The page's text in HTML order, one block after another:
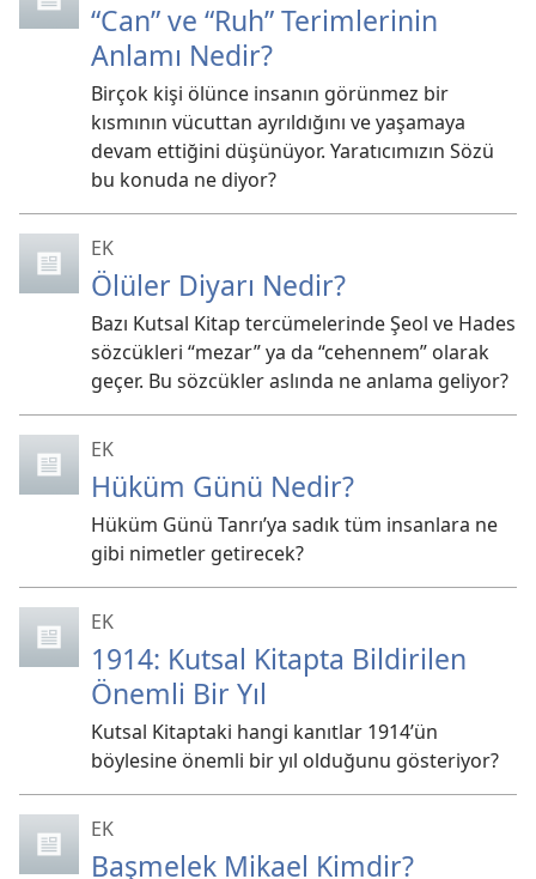
“Can” ve “Ruh” Terimlerinin
Anlamı Nedir?
Birçok kişi ölünce insanın görünmez bir
kısmının vücuttan ayrıldığını ve yaşamaya
devam ettiğini düşünüyor. Yaratıcımızın Sözü
bu konuda ne diyor?
EK
Ölüler Diyarı Nedir?
Bazı Kutsal Kitap tercümelerinde Şeol ve Hades
sözcükleri “mezar” ya da “cehennem” olarak
geçer. Bu sözcükler aslında ne anlama geliyor?
EK
Hüküm Günü Nedir?
Hüküm Günü Tanrı’ya sadık tüm insanlara ne
gibi nimetler getirecek?
EK
1914: Kutsal Kitapta Bildirilen
Önemli Bir Yıl
Kutsal Kitaptaki hangi kanıtlar 1914’ün
böylesine önemli bir yıl olduğunu gösteriyor?
EK
Başmelek Mikael Kimdir?